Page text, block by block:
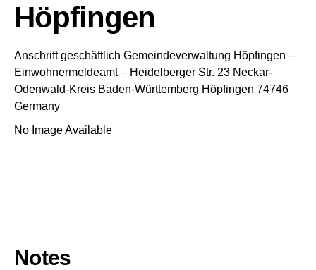
Höpfingen
Anschrift geschäftlich Gemeindeverwaltung Höpfingen –
Einwohnermeldeamt – Heidelberger Str. 23 Neckar-
Odenwald-Kreis Baden-Württemberg Höpfingen 74746
Germany
No Image Available
Notes